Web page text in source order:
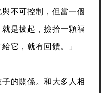
不可控制，但當一個
是拔起，撿拾一顆福
它，就有回饋。」
的關係。和大多人相